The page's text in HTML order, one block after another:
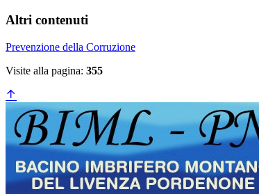
Altri contenuti
Prevenzione della Corruzione
Visite alla pagina: 355